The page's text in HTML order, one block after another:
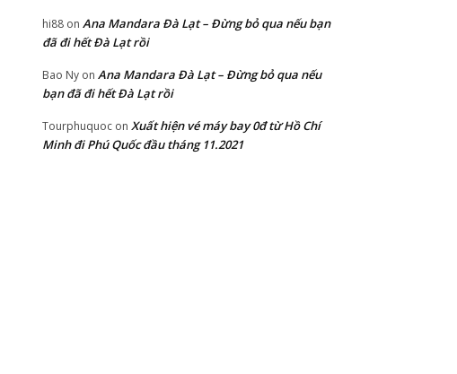
hi88 on Ana Mandara Đà Lạt – Đừng bỏ qua nếu bạn
đã đi hết Đà Lạt rồi
Bao Ny on Ana Mandara Đà Lạt – Đừng bỏ qua nếu
bạn đã đi hết Đà Lạt rồi
Tourphuquoc on Xuất hiện vé máy bay 0đ từ Hồ Chí
Minh đi Phú Quốc đầu tháng 11.2021